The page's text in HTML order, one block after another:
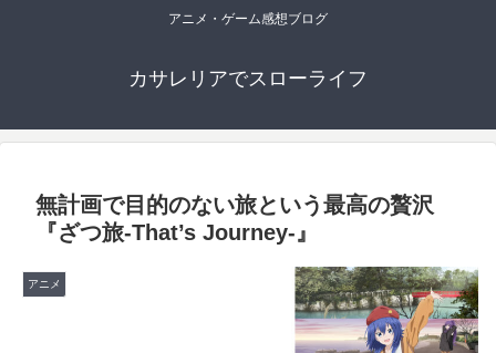
アニメ・ゲーム感想ブログ
カサレリアでスローライフ
無計画で目的のない旅という最高の贅沢
『ざつ旅-That’s Journey-』
アニメ